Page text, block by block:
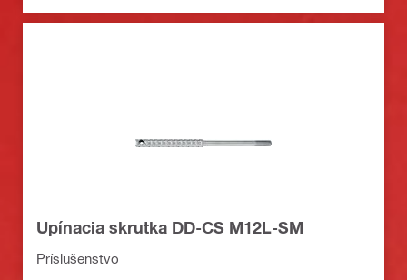
Upínacia skrutka DD-CS M12L-SM
Príslušenstvo